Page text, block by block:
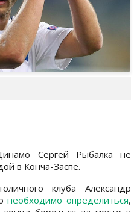
Сергей Рыбалка не
в Конча-Заспе.
клуба Александр
необходимо определиться,